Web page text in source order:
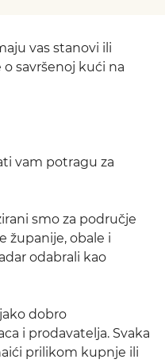
vas stanovi ili
savršenoj kući na
vam potragu za
smo za područje
županije, obale i
odabrali kao
dobro
i prodavatelja. Svaka
prilikom kupnje ili